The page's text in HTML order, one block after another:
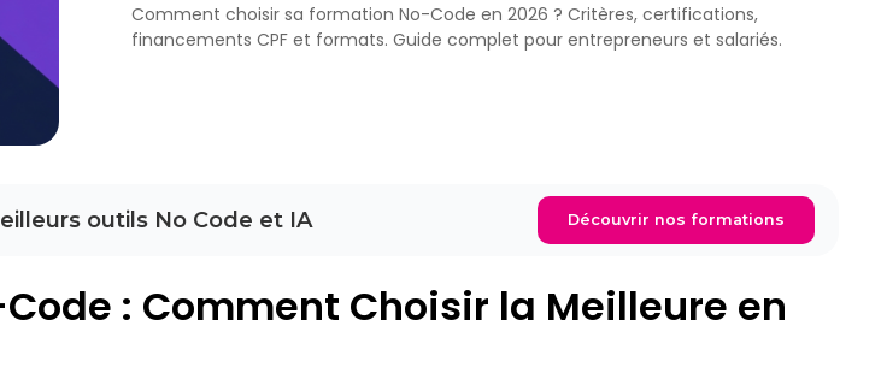
Comment choisir sa formation No-Code en 2026 ? Critères, certifications,
financements CPF et formats. Guide complet pour entrepreneurs et salariés.
outils No Code et IA Découvrir nos formations
: Comment Choisir la Meilleure en